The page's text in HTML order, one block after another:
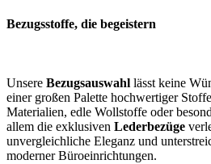
Bezugsstoffe, die begeistern
Unsere Bezugsauswahl lässt keine
einer großen Palette hochwertiger
Materialien, edle Wollstoffe oder
allem die exklusiven Lederbezüge
unvergleichliche Eleganz und
moderner Büroeinrichtungen.